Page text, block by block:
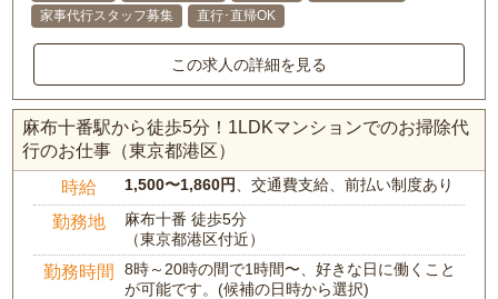
家事代行スタッフ募集
直行･直帰OK
この求人の詳細を見る
麻布十番駅から徒歩5分！1LDKマンションでのお掃除代
行のお仕事（東京都港区）
時給 1,500〜1,860円 、交通費支給、前払い制度あり
勤務地
麻布十番 徒歩5分
（東京都港区付近）
勤務時間
8時～20時の間で1時間〜、好きな日に働くこと
が可能です。(候補の日時から選択)